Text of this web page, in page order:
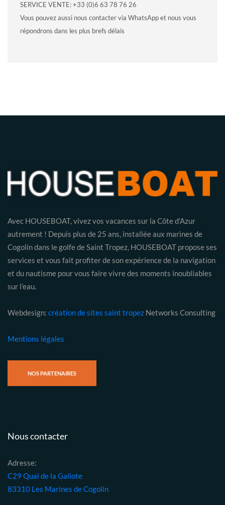
SERVICE VENTE: +33 (0)6 63 78 76 26
Vous pouvez aussi nous contacter via WhatsApp et nous vous
répondrons dans les plus brefs délais
Avec HOUSEBOAT, vivez vos vacances sur la Côte d’Azur
autrement ! Depuis plus de 25 ans, installée aux marines de
Cogolin dans le golfe de Saint Tropez, HOUSEBOAT propose ses
services et vous fait profiter de son expérience de la navigation
et du nautisme pour vous faire vivre des moments inoubliables
sur l’eau.
Webdesign: création de sites saint tropez Networks Consulting
Mentions légales
NOS PARTENAIRES
Nous contacter
Adresse:
C29 Quai de la Galiote
83310 Les Marines de Cogolin